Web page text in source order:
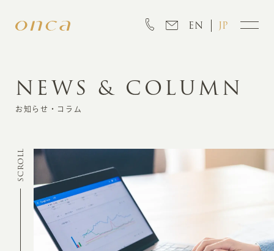
EN JP
INFORMATION
CREATION
MARKETING
NEWS & COLUMN
お知らせ・コラム
SCROLL